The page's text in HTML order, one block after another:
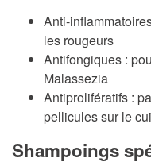
Anti-
les rougeurs
Antifongiques :
Malassezia
Antiprolifératifs :
pellicules sur le
Shampoings